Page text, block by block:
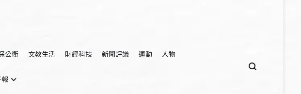
公衛 文教生活 財經科技 新聞評議 運動 人物